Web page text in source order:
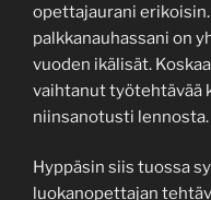
opettajaurani
palkkanauhassani on
vuoden ikälisät.
vaihtanut työtehtävää
niinsanotusti
Hyppäsin siis tuossa
luokanopettajan